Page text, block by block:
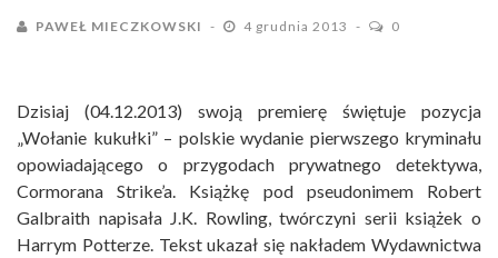
PAWEŁ MIECZKOWSKI 4 grudnia 2013 0
Dzisiaj (04.12.2013) swoją premierę świętuje pozycja
„Wołanie kukułki” – polskie wydanie pierwszego kryminału
opowiadającego o przygodach prywatnego detektywa,
Cormorana Strike’a. Książkę pod pseudonimem Robert
Galbraith napisała J.K. Rowling, twórczyni serii książek o
Harrym Potterze. Tekst ukazał się nakładem Wydawnictwa